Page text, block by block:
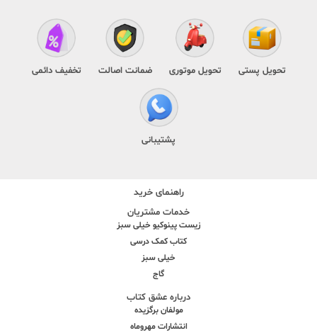
تحویل پستی تحویل موتوری ضمانت اصالت تخفیف دائمی
پشتیبانی
راهنمای خرید
خدمات مشتریان
زیست پینوکیو خیلی سبز
کتاب کمک درسی
خیلی سبز
گاج
درباره عشق کتاب
مولفان برگزیده
انتشارات مهروماه